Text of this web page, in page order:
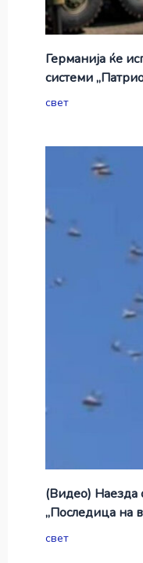
Германија ќе
системи
свет
(Видео) Наезда
„Последица на
свет